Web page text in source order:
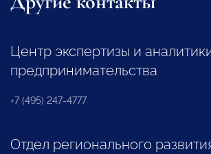
Центр экспертизы и
предпринимательства
+7 (495) 247-4777
Отдел регионального